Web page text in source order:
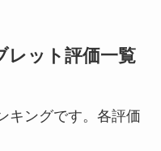
レット評価一覧
キングです。各評価